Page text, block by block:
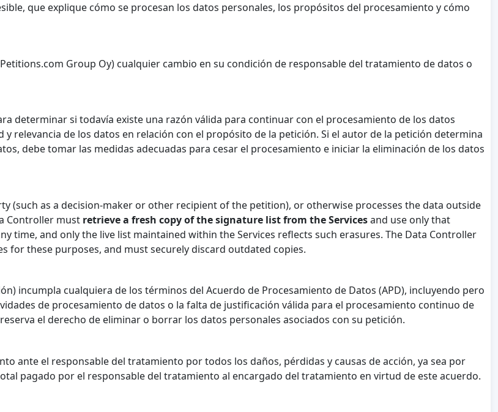
que explique cómo se procesan los datos personales, los propósitos del procesamiento y cómo
Group Oy) cualquier cambio en su condición de responsable del tratamiento de datos o
determinar si todavía existe una razón válida para continuar con el procesamiento de los datos
relevancia de los datos en relación con el propósito de la petición. Si el autor de la petición determina
debe tomar las medidas adecuadas para cesar el procesamiento e iniciar la eliminación de los datos
(such as a decision-maker or other recipient of the petition), or otherwise processes the data outside
Controller must retrieve a fresh copy of the signature list from the Servicesand use only that
time, and only the live list maintained within the Services reflects such erasures. The Data Controller
these purposes, and must securely discard outdated copies.
incumpla cualquiera de los términos del Acuerdo de Procesamiento de Datos (APD), incluyendo pero
de procesamiento de datos o la falta de justificación válida para el procesamiento continuo de
el derecho de eliminar o borrar los datos personales asociados con su petición.
ante el responsable del tratamiento por todos los daños, pérdidas y causas de acción, ya sea por
pagado por el responsable del tratamiento al encargado del tratamiento en virtud de este acuerdo.